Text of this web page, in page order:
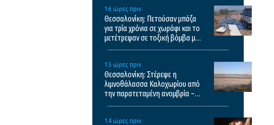
16 ώρες πριν
Θεσσαλονίκη: Πετούσαν μπάζα
για τρία χρόνια σε χωράφι και το
μετέτρεψαν σε τοξική βόμβα με
15 ώρες πριν
Θεσσαλονίκη: Στέρεψε η
λιμνοθάλασσα Καλοχωρίου από
την παρατεταμένη ανομβρία –
14 ώρες πριν